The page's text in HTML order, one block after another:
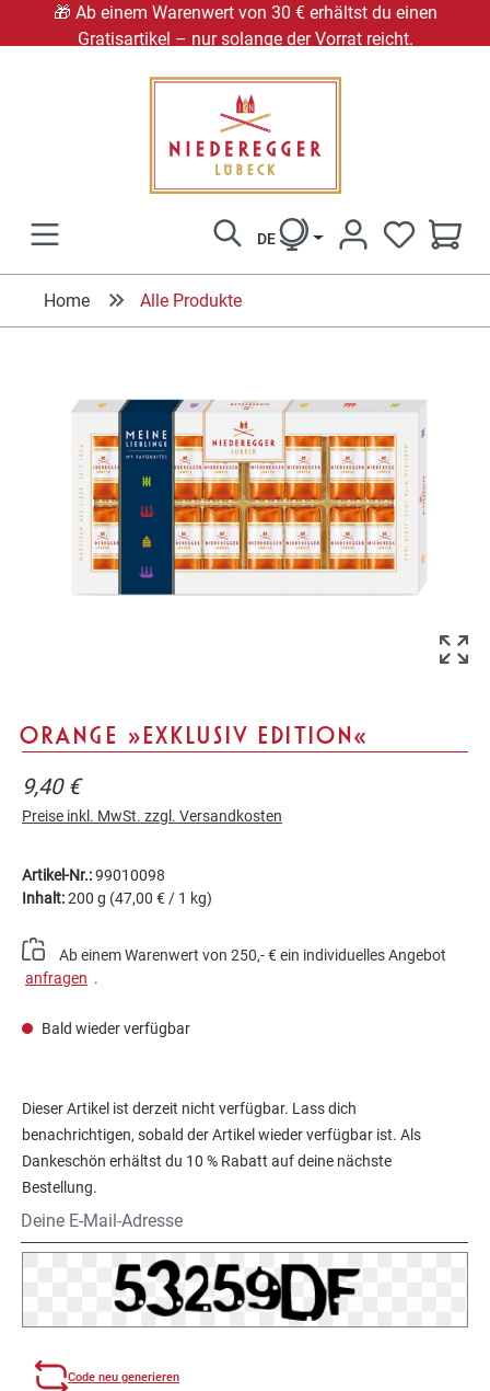
🎁 Ab einem Warenwert von 30 € erhältst du einen
Gratisartikel – nur solange der Vorrat reicht.
DE DU HAST 0
Home Alle Produkte
ORANGE »EXKLUSIV EDITION«
9,40 €
Preise inkl. MwSt. zzgl. Versandkosten
Artikel-Nr.:99010098
Inhalt:200 g (47,00 € / 1 kg)
Ab einem Warenwert von 250,- € ein individuelles Angebot
anfragen .
Bald wieder verfügbar
Dieser Artikel ist derzeit nicht verfügbar. Lass dich
benachrichtigen, sobald der Artikel wieder verfügbar ist. Als
Dankeschön erhältst du 10 % Rabatt auf deine nächste
Bestellung.
Deine E-Mail-Adresse
Code neu generieren